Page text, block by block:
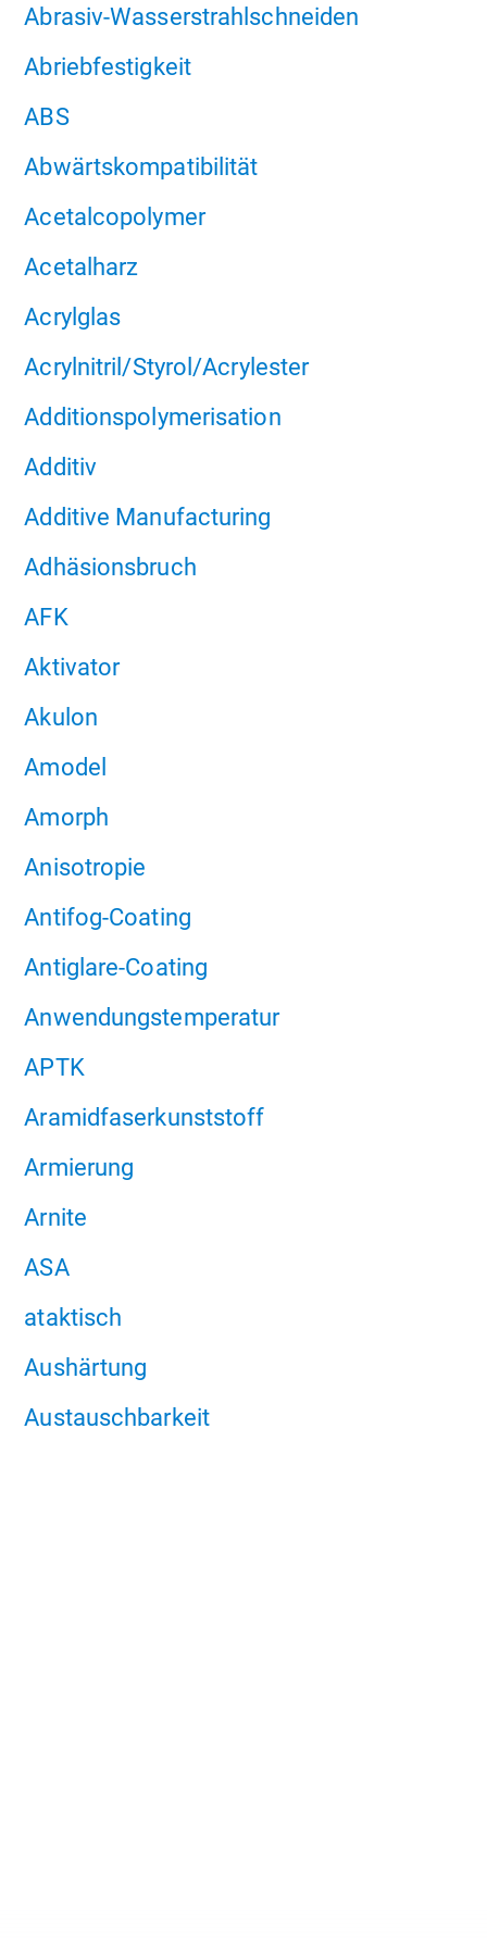
Abrasiv-Wasserstrahlschneiden
Abriebfestigkeit
ABS
Abwärtskompatibilität
Acetalcopolymer
Acetalharz
Acrylglas
Acrylnitril/Styrol/Acrylester
Additionspolymerisation
Additiv
Additive Manufacturing
Adhäsionsbruch
AFK
Aktivator
Akulon
Amodel
Amorph
Anisotropie
Antifog-Coating
Antiglare-Coating
Anwendungstemperatur
APTK
Aramidfaserkunststoff
Armierung
Arnite
ASA
ataktisch
Aushärtung
Austauschbarkeit